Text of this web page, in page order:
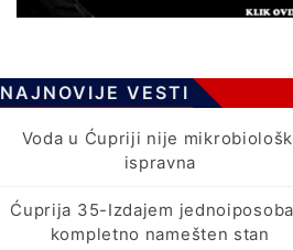
NAJNOVIJE VESTI
Voda u Ćupriji nije
ispravna
Ćuprija 35-Izdajem
kompletno namešten stan